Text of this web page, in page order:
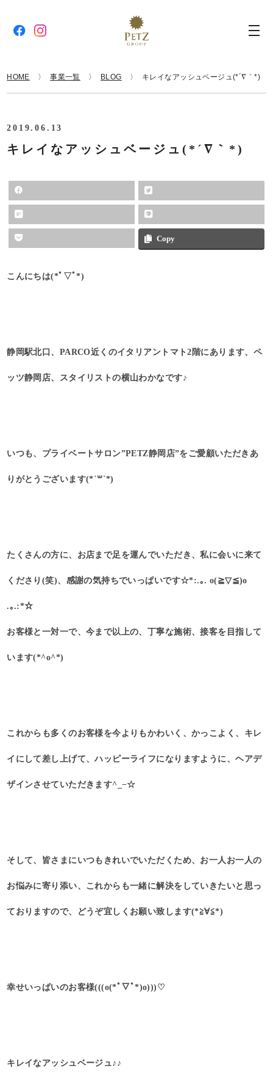
HOME 事業一覧 BLOG キレイなアッシュベージュ(*´∇｀*)
2019.06.13
キレイなアッシュベージュ(*´∇｀*)
Copy
こんにちは(*ﾟ▽ﾟ*)
静岡駅北口、PARCO近くのイタリアントマト2階にあります、ペ
ッツ静岡店、スタイリストの横山わかなです♪
いつも、プライベートサロン”PETZ静岡店”をご愛顧いただきあ
りがとうございます(*´꒳`*)
たくさんの方に、お店まで足を運んでいただき、私に会いに来て
くださり(笑)、感謝の気持ちでいっぱいです☆*:.｡. o(≧▽≦)o
.｡.:*☆
お客様と一対一で、今まで以上の、丁寧な施術、接客を目指して
います(*^o^*)
これからも多くのお客様を今よりもかわいく、かっこよく、キレ
イにして差し上げて、ハッピーライフになりますように、ヘアデ
ザインさせていただきます^_−☆
そして、皆さまにいつもきれいでいただくため、お一人お一人の
お悩みに寄り添い、これからも一緒に解決をしていきたいと思っ
ておりますので、どうぞ宜しくお願い致します(*≧∀≦*)
幸せいっぱいのお客様(((o(*ﾟ▽ﾟ*)o)))♡
キレイなアッシュベージュ♪♪